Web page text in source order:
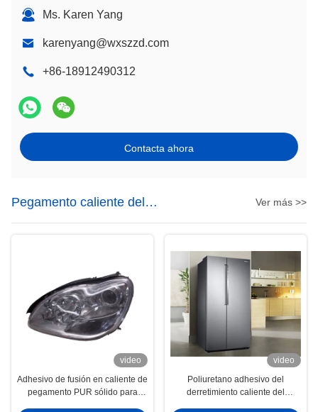
Ms. Karen Yang
karenyang@wxszzd.com
+86-18912490312
Contacta ahora
Pegamento caliente del
derretimiento de PUR
Ver más >>
video
Adhesivo de fusión en caliente de
pegamento PUR sólido para
video
Poliuretano adhesivo del
derretimiento caliente del